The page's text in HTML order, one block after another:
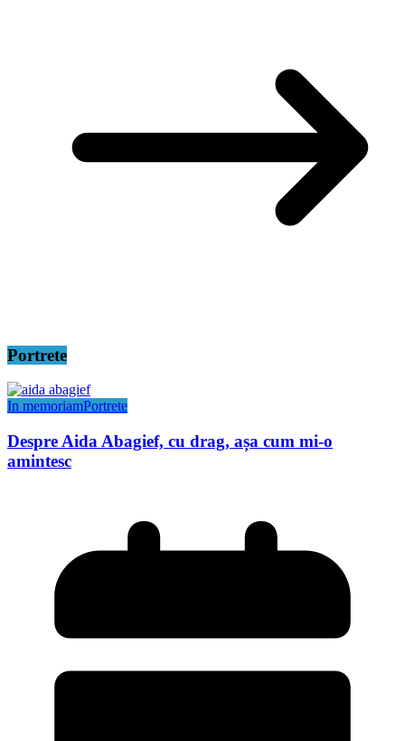
Portrete
In memoriamPortrete
Despre Aida Abagief, cu drag, așa cum mi-o
amintesc